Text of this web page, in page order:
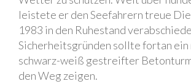
leistete er den Seefahrern treue
1983 in den Ruhestand
Sicherheitsgründen sollte fortan ein
schwarz-weiß gestreifter
den Weg zeigen.